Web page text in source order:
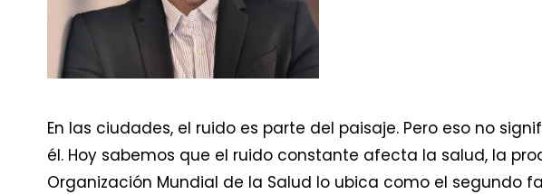
En las ciudades, el ruido es parte del paisaje. Pero eso no
él. Hoy sabemos que el ruido constante afecta la salud, la
Organización Mundial de la Salud lo ubica como el segundo